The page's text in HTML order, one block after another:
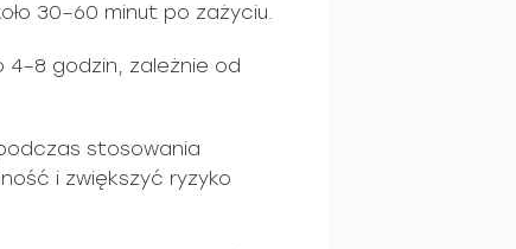
30–60 minut po zażyciu.
4–8 godzin, zależnie od
stosowania
i zwiększyć ryzyko